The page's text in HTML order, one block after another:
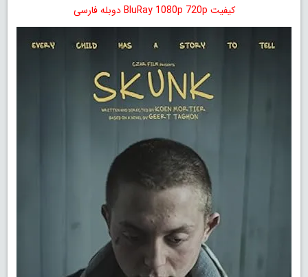
کیفیت BluRay 1080p 720p دوبله فارسی